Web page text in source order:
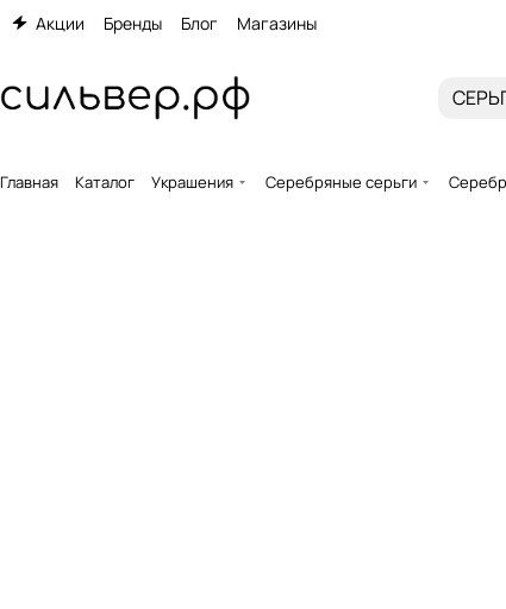
Акции Бренды Блог Магазины
Главная Каталог Украшения Серебряные серьги